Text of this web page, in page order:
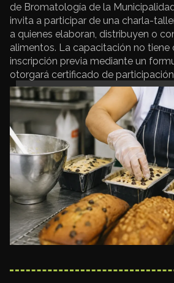
de Bromatología de la
invita a participar de una charla-
a quienes elaboran, distribuyen o
alimentos. La capacitación no tiene
inscripción previa mediante un
otorgará certificado de